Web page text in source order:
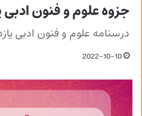
جزوه علوم و فنون ادبی
درسنامه علوم و فنون ادبی
2022-10-10